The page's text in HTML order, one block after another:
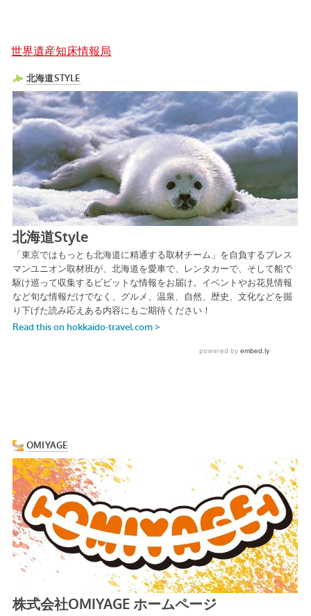
世界遺産知床情報局